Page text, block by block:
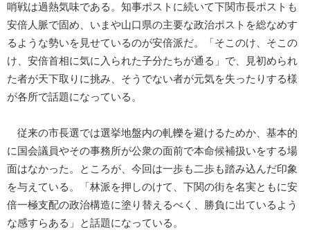
哨戦は過熱気味である。知事ポストに続いて下関市長ポストも
安倍人脈で固め、いまや山口県の主要な政治ポストを総なめす
るような勢いを見せているのが安倍派だ。「そこのけ、そこの
け、安倍首相に気に入られた子分たちが通る」で、見初められ
た者が天下取りに挑み、そうでない者が元気を失ったりする様
が各所で話題になっている。
従来の市長選では選挙地盤内の軋轢を避けるためか、基本的
に国会議員やその事務所が公衆の面前で本命候補扱いをする場
面はなかった。ところが、今回は一歩も二歩も踏み込んだ印象
を与えている。「林派を押しのけて、下関の街を名実ともに安
倍一極支配の政治構造に塗り替えるべく、勝負に出ているよう
な感すらある」と話題になっている。